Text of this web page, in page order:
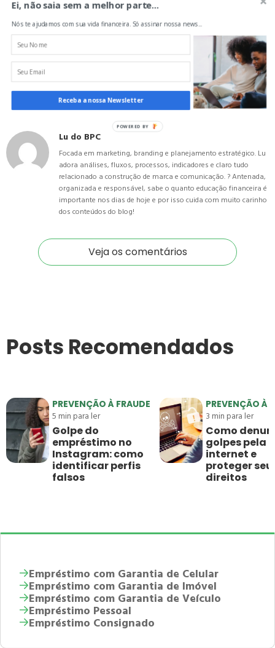
Gostou deste artigo?
Lu do BPC
Focada em marketing, branding e planejamento estratégico. Lu
adora análises, fluxos, processos, indicadores e claro tudo
relacionado a construção de marca e comunicação. ? Antenada,
organizada e responsável, sabe o quanto educação financeira é
importante nos dias de hoje e por isso cuida com muito carinho
dos conteúdos do blog!
Veja os comentários
Posts Recomendados
PREVENÇÃO À FRAUDE
5min para ler
Golpe do
empréstimo no
Instagram: como
identificar perfis
falsos
PREVENÇÃO À
3min para ler
Como
golpes pela
internet e
proteger
direitos
Empréstimo com Garantia de Celular
Empréstimo com Garantia de Imóvel
Empréstimo com Garantia de Veículo
Empréstimo Pessoal
Empréstimo Consignado
Ei, não saia sem a melhor parte...
Nós te ajudamos com sua vida financeira. Só assinar nossa news...
Receba a nossa Newsletter
POWERED BY